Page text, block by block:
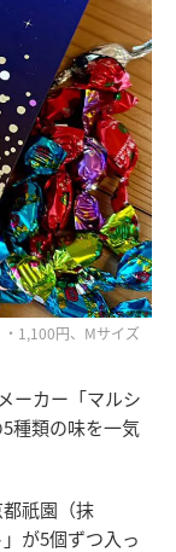
1,100円、Mサイズ
ーカー「マルシ
種類の味を一気
祇園（抹
が5個ずつ入っ